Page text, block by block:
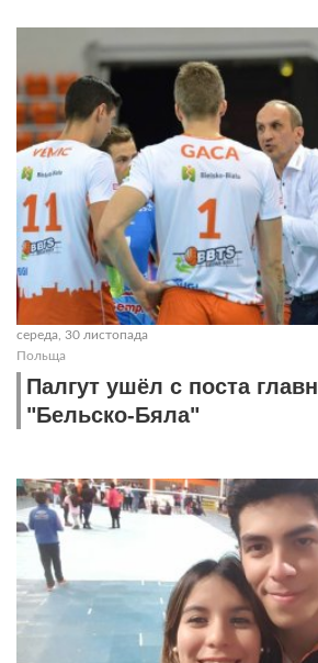
середа, 30 листопада
Польща
Палгут ушёл с поста
"Бельско-Бяла"